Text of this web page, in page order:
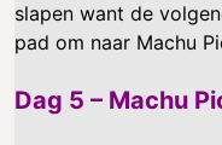
slapen want de
pad om naar Machu
Dag 5 – Machu